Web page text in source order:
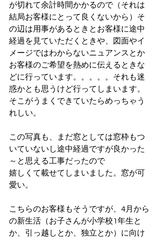
が切れて余計時間かかるので（それは
結局お客様にとって良くないから）そ
の辺は用事があるときとお客様に途中
経過を見ていただくときや、図面やイ
メージではわからないニュアンスとか
お客様のご希望を熱めに伝えるときな
どに行っています。。。。。それも迷
惑かとも思うけど行ってしまいます。
そこがうまくできていたらめっちゃう
れしい。
この写真も、まだ窓としては窓枠もつ
いていないし途中経過ですが良かった
～と思える工事だったので
嬉しくて載せてしまいました。窓が可
愛い。
こちらのお客様もそうですが、4月から
の新生活（お子さんが小学校1年生と
か、引っ越しとか、独立とか）に向け